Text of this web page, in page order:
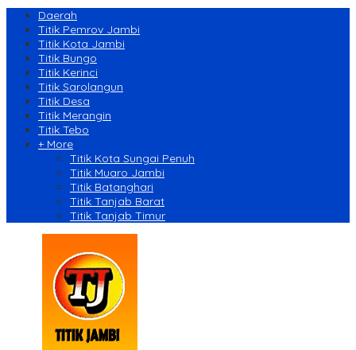
Daerah
Titik Pemrov Jambi
Titik Kota Jambi
Titik Bungo
Titik Kerinci
Titik Sarolangun
Titik Desa
Titik Merangin
Titik Tebo
+ More
Titik Kota Sungai Penuh
Titik Muaro Jambi
Titik Batanghari
Titik Tanjab Barat
Titik Tanjab Timur